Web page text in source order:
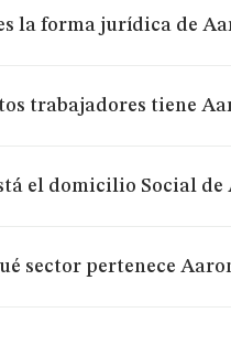
la forma jurídica de
trabajadores tiene
el domicilio Social de
sector pertenece